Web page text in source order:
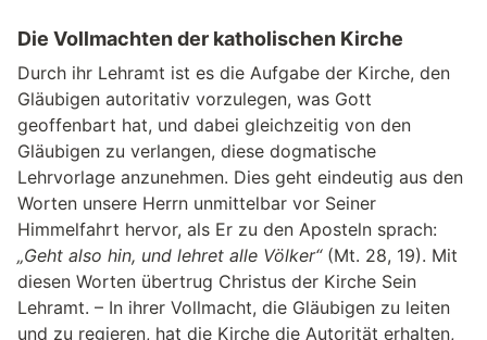
Die Vollmachten der katholischen Kirche
Durch ihr Lehramt ist es die Aufgabe der Kirche, den
Gläubigen autoritativ vorzulegen, was Gott
geoffenbart hat, und dabei gleichzeitig von den
Gläubigen zu verlangen, diese dogmatische
Lehrvorlage anzunehmen. Dies geht eindeutig aus den
Worten unsere Herrn unmittelbar vor Seiner
Himmelfahrt hervor, als Er zu den Aposteln sprach:
„Geht also hin, und lehret alle Völker“(Mt. 28, 19). Mit
diesen Worten übertrug Christus der Kirche Sein
Lehramt. – In ihrer Vollmacht, die Gläubigen zu leiten
und zu regieren, hat die Kirche die Autorität erhalten,